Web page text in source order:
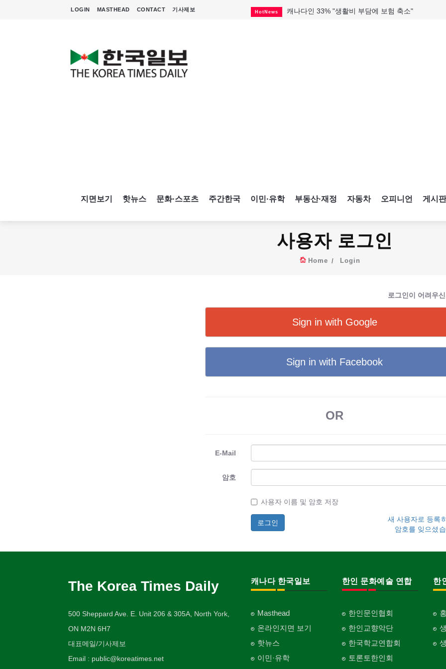
LOGIN MASTHEAD CONTACT 기사제보 HotNews 캐나다인 33% "생활비 부담에 보험 축소"
지면보기 핫뉴스 문화·스포츠 주간한국 이민·유학 부동산·재정 자동차 오피니언 게시판
사용자 로그인
Home Login
로그인이 어려우
Sign in with Google
Sign in with Facebook
OR
E-Mail
암호
사용자 이름 및 암호 저장
새 사용자로 등록
암호를 잊으셨
The Korea Times Daily
500 Sheppard Ave. E. Unit 206 & 305A, North York,
ON M2N 6H7
대표메일/기사제보
Email : public@koreatimes.net
캐나다 한국일보
Masthead
온라인지면 보기
핫뉴스
이민·유학
한인 문화예술 연합
한인문인협회
한인교향악단
한국학교연합회
토론토한인회
한